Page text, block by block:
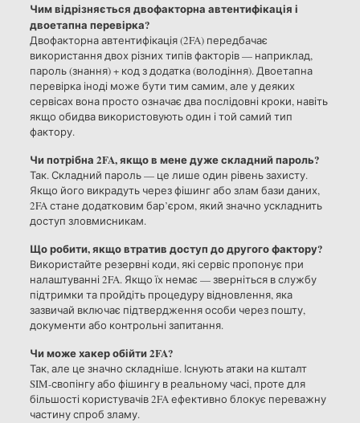
Чим відрізняється двофакторна автентифікація і
двоетапна перевірка?
Двофакторна автентифікація (2FA) передбачає
використання двох різних типів факторів — наприклад,
пароль (знання) + код з додатка (володіння). Двоетапна
перевірка іноді може бути тим самим, але у деяких
сервісах вона просто означає два послідовні кроки, навіть
якщо обидва використовують один і той самий тип
фактору.
Чи потрібна 2FA, якщо в мене дуже складний пароль?
Так. Складний пароль — це лише один рівень захисту.
Якщо його викрадуть через фішинг або злам бази даних,
2FA стане додатковим бар’єром, який значно ускладнить
доступ зловмисникам.
Що робити, якщо втратив доступ до другого фактору?
Використайте резервні коди, які сервіс пропонує при
налаштуванні 2FA. Якщо їх немає — зверніться в службу
підтримки та пройдіть процедуру відновлення, яка
зазвичай включає підтвердження особи через пошту,
документи або контрольні запитання.
Чи може хакер обійти 2FA?
Так, але це значно складніше. Існують атаки на кшталт
SIM-свопінгу або фішингу в реальному часі, проте для
більшості користувачів 2FA ефективно блокує переважну
частину спроб зламу.